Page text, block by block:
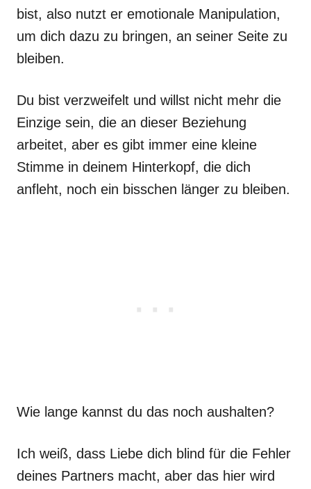
bist, also nutzt er emotionale Manipulation,
um dich dazu zu bringen, an seiner Seite zu
bleiben.
Du bist verzweifelt und willst nicht mehr die
Einzige sein, die an dieser Beziehung
arbeitet, aber es gibt immer eine kleine
Stimme in deinem Hinterkopf, die dich
anfleht, noch ein bisschen länger zu bleiben.
Wie lange kannst du das noch aushalten?
Ich weiß, dass Liebe dich blind für die Fehler
deines Partners macht, aber das hier wird